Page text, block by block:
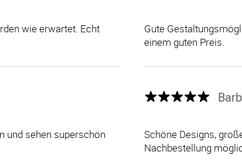
wie erwartet. Echt
Gute
einem guten Preis.
und sehen superschön
Schöne Designs,
Nachbestellung